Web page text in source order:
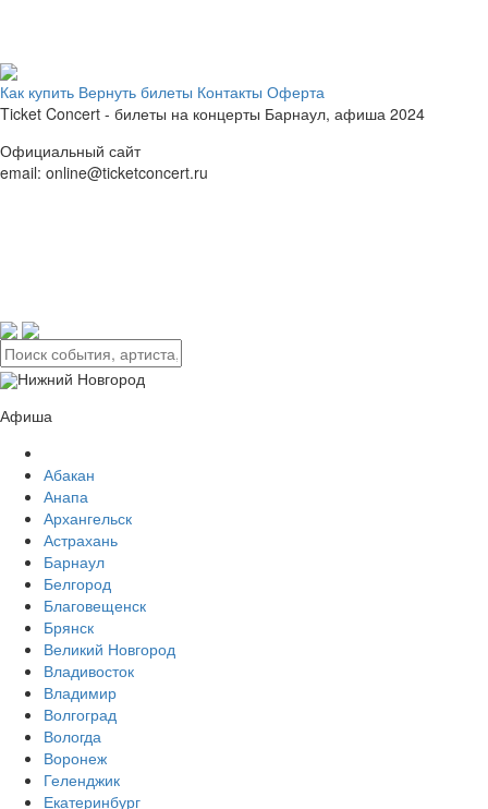
Как купить Вернуть билеты Контакты Оферта
Ticket Concert - билеты на концерты Барнаул, афиша 2024
Официальный сайт
email: online@ticketconcert.ru
Нижний Новгород
Афиша
Абакан
Анапа
Архангельск
Астрахань
Барнаул
Белгород
Благовещенск
Брянск
Великий Новгород
Владивосток
Владимир
Волгоград
Вологда
Воронеж
Геленджик
Екатеринбург